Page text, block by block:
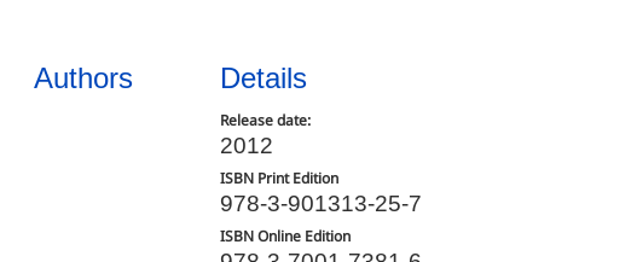
Authors Details
Release date:
2012
ISBN Print Edition
978-3-901313-25-7
ISBN Online Edition